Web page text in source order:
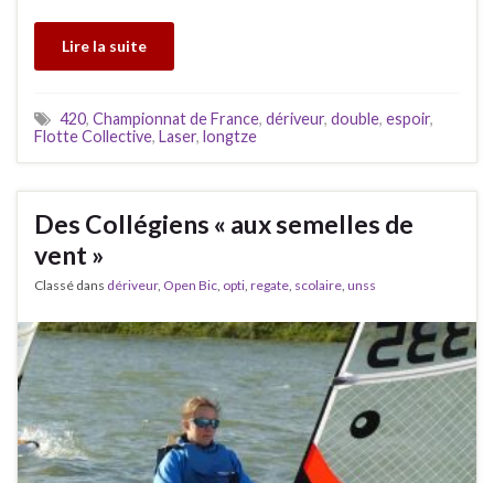
Lire la suite
420, Championnat de France, dériveur, double, espoir,
Flotte Collective, Laser, longtze
Des Collégiens « aux semelles de
vent »
Classé dans dériveur, Open Bic opti regate scolaire unss